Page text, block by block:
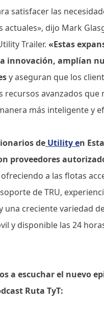
satisfacer las
actuales», dijo Mark
Trailer. «Estas
innovación, amplían
y aseguran que los
recursos avanzados que
más inteligente y
de Utility en
proveedores
ofreciendo a las flotas
de TRU,
una creciente variedad
y disponible las 24
a escuchar el nuevo
Ruta TyT: